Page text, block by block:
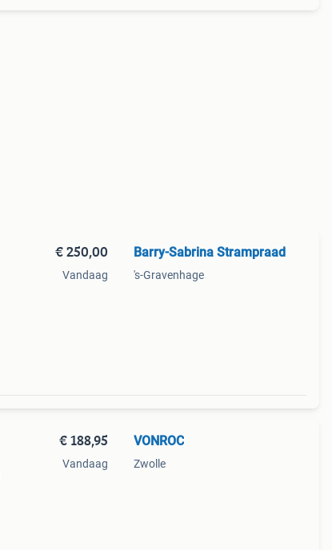
€ 250,00
Vandaag
Barry-Sabrina Strampraad
's-Gravenhage
€ 188,95
Vandaag
VONROC
Zwolle